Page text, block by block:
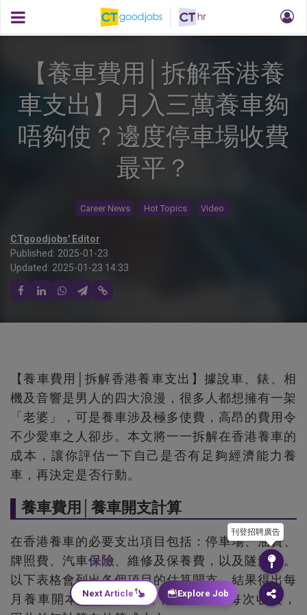
【養車費用│拆解香港養
車支出】月入三萬養車夠
唔夠使？邊度停車場收費
最平？
Career News Hot Topics Video
CTgoodjobs' Editor
Published: 2025-01-23
Updated: 2025-01-23 14:33
【養車費用│拆解香港養車支出】據說車、錶、相
機及音響是男人的四大浪漫，很多人都想擁有一架
「老婆」，可是養車涉及極多使費，高昂的費用令
不少愛車之人卻步。本文將一一拆解在香港養車的
成本，讓你評估一下自己是否有足夠經濟能力養
車，再決定是否行動。
養車費用│養車開支計算
在香港養車的必要支出項目包括：停車場、油費、
牌照費、汽車保險、維修及保養費，以及隧道費。
以下表格會列出各個項目的估算開支，結果得出每
月養車開本約為$9,234，惟隧道費屬每次收費，
刊登招聘廣告
Next Article Explore Job